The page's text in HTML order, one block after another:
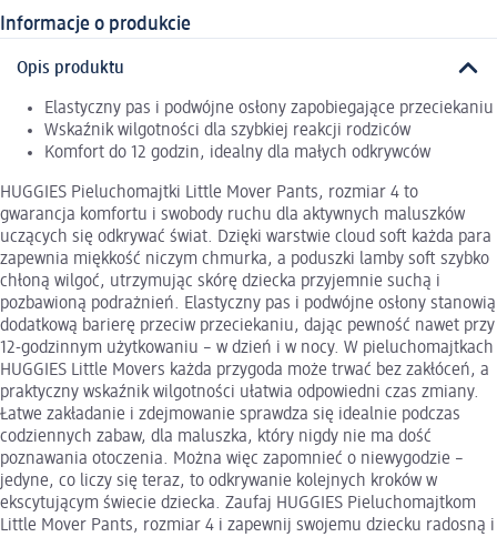
Informacje o produkcie
Opis produktu
Elastyczny pas i podwójne osłony zapobiegające przeciekaniu
Wskaźnik wilgotności dla szybkiej reakcji rodziców
Komfort do 12 godzin, idealny dla małych odkrywców
HUGGIES Pieluchomajtki Little Mover Pants, rozmiar 4 to
gwarancja komfortu i swobody ruchu dla aktywnych maluszków
uczących się odkrywać świat. Dzięki warstwie cloud soft każda para
zapewnia miękkość niczym chmurka, a poduszki lamby soft szybko
chłoną wilgoć, utrzymując skórę dziecka przyjemnie suchą i
pozbawioną podrażnień. Elastyczny pas i podwójne osłony stanowią
dodatkową barierę przeciw przeciekaniu, dając pewność nawet przy
12-godzinnym użytkowaniu – w dzień i w nocy. W pieluchomajtkach
HUGGIES Little Movers każda przygoda może trwać bez zakłóceń, a
praktyczny wskaźnik wilgotności ułatwia odpowiedni czas zmiany.
Łatwe zakładanie i zdejmowanie sprawdza się idealnie podczas
codziennych zabaw, dla maluszka, który nigdy nie ma dość
poznawania otoczenia. Można więc zapomnieć o niewygodzie –
jedyne, co liczy się teraz, to odkrywanie kolejnych kroków w
ekscytującym świecie dziecka. Zaufaj HUGGIES Pieluchomajtkom
Little Mover Pants, rozmiar 4 i zapewnij swojemu dziecku radosną i